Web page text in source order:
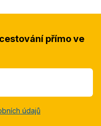
přímo ve
údajů